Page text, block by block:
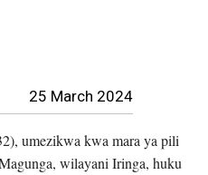
25 March 2024
umezikwa kwa mara ya pili
wilayani Iringa, huku